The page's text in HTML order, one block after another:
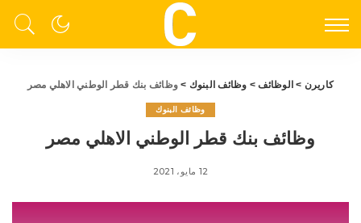
كاريرن > الوظائف> وظائف البنوك >وظائف بنك قطر الوطني الاهلي مصر
وظائف البنوك
وظائف بنك قطر الوطني الاهلي مصر
12 مايو، 2021